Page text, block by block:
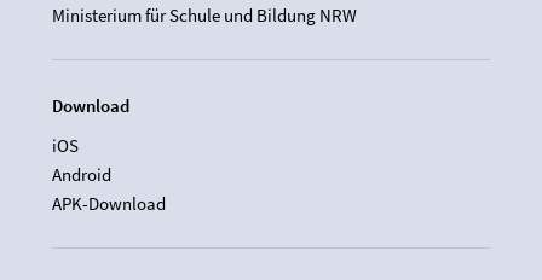
Ministerium für Schule und Bildung NRW
Download
iOS
Android
APK-Download